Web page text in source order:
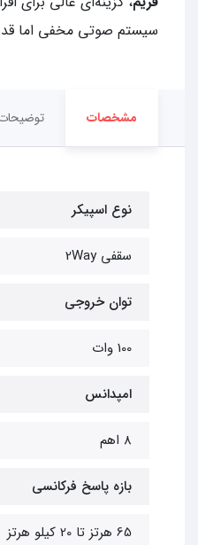
سیستم صوتی مخفی اما
مشخصات
نوع اسپیکر
سقفی 2Way
توان خروجی
100 وات
امپدانس
8 اهم
بازه پاسخ فرکانسی
65 هرتز تا 20 کیلو هرتز